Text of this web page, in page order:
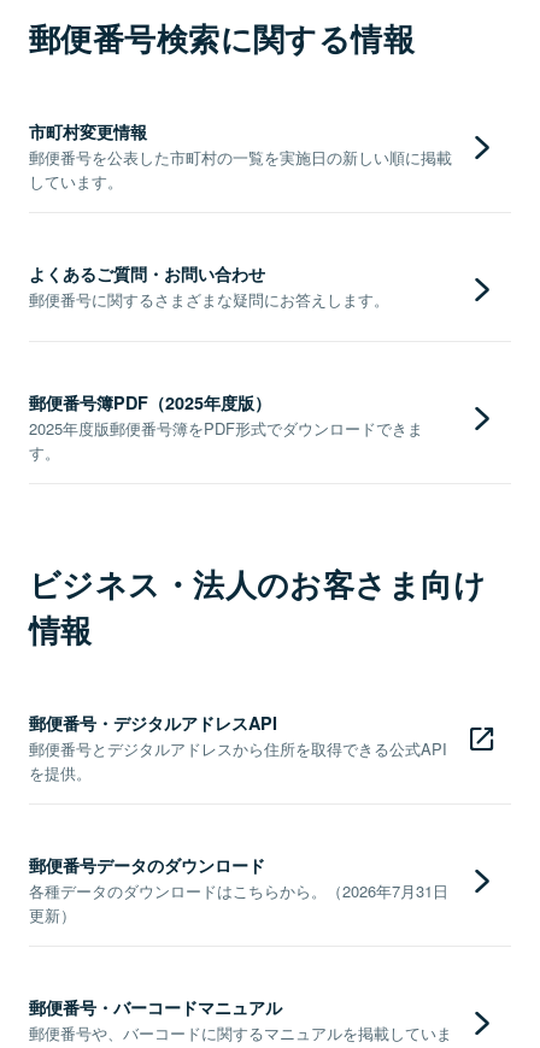
郵便番号検索に関する情報
市町村変更情報
郵便番号を公表した市町村の一覧を実施日の新しい順に掲載
しています。
よくあるご質問・お問い合わせ
郵便番号に関するさまざまな疑問にお答えします。
郵便番号簿PDF（2025年度版）
2025年度版郵便番号簿をPDF形式でダウンロードできま
す。
ビジネス・法人のお客さま向け
情報
郵便番号・デジタルアドレスAPI
郵便番号とデジタルアドレスから住所を取得できる公式API
を提供。
郵便番号データのダウンロード
各種データのダウンロードはこちらから。（2026年7月31日
更新）
郵便番号・バーコードマニュアル
郵便番号や、バーコードに関するマニュアルを掲載していま